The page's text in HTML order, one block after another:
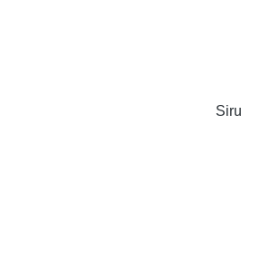
Siru